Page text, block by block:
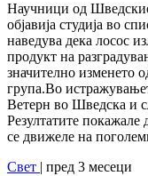
Научници од
објавија студија во
наведува дека лосос
продукт на
значително изменето
група.Во
Ветерн во Шведска и
Резултатите покажале
се движеле на
Свет | пред 3 месеци